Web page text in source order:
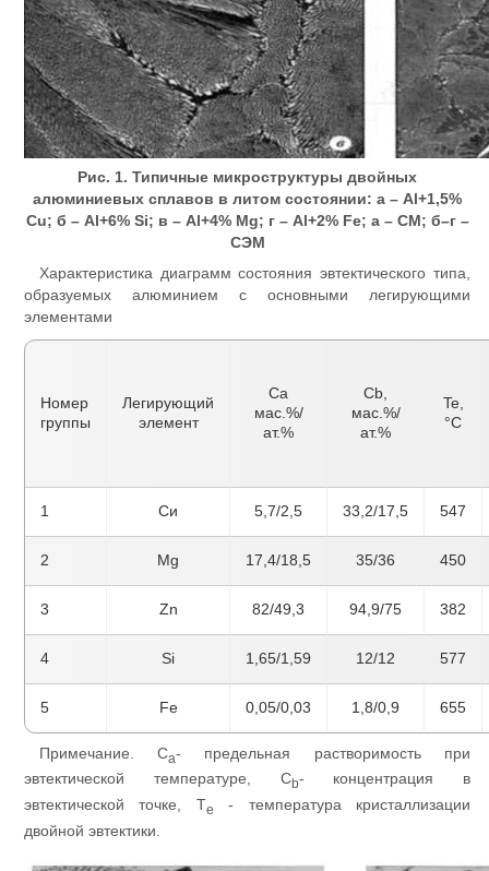
Рис. 1. Типичные микроструктуры двойных
алюминиевых сплавов в литом состоянии: а – Al+1,5%
Cu; б – Al+6% Si; в – Al+4% Mg; г – Al+2% Fe; а – СМ; б–г –
СЭМ
Характеристика диаграмм состояния эвтектического типа,
образуемых алюминием с основными легирующими
элементами
Номер
группы
Легирующий
элемент
Ca
мас.%/
ат.%
Cb,
мас.%/
ат.%
Te,
°С
1 Си 5,7/2,5 33,2/17,5 547
2 Mg 17,4/18,5 35/36 450
3 Zn 82/49,3 94,9/75 382
4 Si 1,65/1,59 12/12 577
5 Fe 0,05/0,03 1,8/0,9 655
Примечание. Ca- предельная растворимость при
эвтектической температуре, Cb- концентрация в
эвтектической точке, Te
- температура кристаллизации
двойной эвтектики.